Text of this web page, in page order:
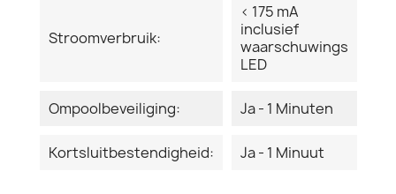
Stroomverbruik:
< 175 mA
inclusief
waarschuwings
LED
Ompoolbeveiliging: Ja - 1 Minuten
Kortsluitbestendigheid: Ja - 1 Minuut